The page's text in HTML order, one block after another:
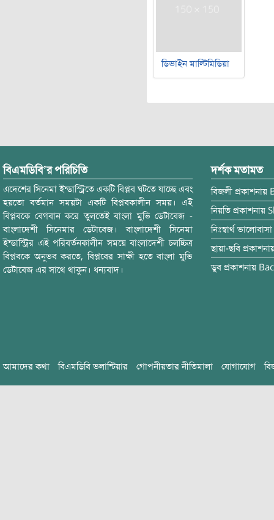
ডিভাইন মাল্টিমিডিয়া
বিএমডিবি’র পরিচিতি
এদেশের সিনেমা ইন্ডাস্ট্রিতে একটি বিপ্লব ঘটতে যাচ্ছে এবং
হয়তো বর্তমান সময়টা একটি বিপ্লবকালীন সময়। এই
বিপ্লবকে বেগবান করে তুলতেই বাংলা মুভি ডেটাবেজ -
বাংলাদেশী সিনেমার ডেটাবেজ। বাংলাদেশী সিনেমা
ইন্ডাস্ট্রির এই পরিবর্তনকালীন সময়ে বাংলাদেশী চলচ্চিত্র
বিপ্লবকে অনুভব করতে, বিপ্লবের সাক্ষী হতে বাংলা মুভি
ডেটাবেজ এর সাথে থাকুন। ধন্যবাদ।
দর্শক মতামত
বিজলী প্রকাশনায়
নিয়তি প্রকাশনায়
নিঃস্বার্থ ভালোবাসা
ছায়া-ছবি
ডুব প্রকাশনায়
আমাদের কথা বিএমডিবি ভলান্টিয়ার গোপনীয়তার নীতিমালা যোগাযোগ